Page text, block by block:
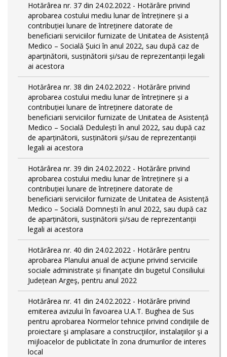
Hotărârea nr. 37 din 24.02.2022 - Hotărâre privind
aprobarea costului mediu lunar de întreținere și a
contribuției lunare de întreținere datorate de
beneficiarii serviciilor furnizate de Unitatea de Asistență
Medico – Socială Șuici în anul 2022, sau după caz de
aparținătorii, susținătorii și/sau de reprezentanții legali
ai acestora
Hotărârea nr. 38 din 24.02.2022 - Hotărâre privind
aprobarea costului mediu lunar de întreținere și a
contribuției lunare de întreținere datorate de
beneficiarii serviciilor furnizate de Unitatea de Asistență
Medico – Socială Dedulești în anul 2022, sau după caz
de aparținătorii, susținătorii și/sau de reprezentanții
legali ai acestora
Hotărârea nr. 39 din 24.02.2022 - Hotărâre privind
aprobarea costului mediu lunar de întreținere și a
contribuției lunare de întreținere datorate de
beneficiarii serviciilor furnizate de Unitatea de Asistență
Medico – Socială Domnești în anul 2022, sau după caz
de aparținătorii, susținătorii și/sau de reprezentanții
legali ai acestora
Hotărârea nr. 40 din 24.02.2022 - Hotărâre pentru
aprobarea Planului anual de acţiune privind serviciile
sociale administrate și finanţate din bugetul Consiliului
Județean Argeş, pentru anul 2022
Hotărârea nr. 41 din 24.02.2022 - Hotărâre privind
emiterea avizului în favoarea U.A.T. Bughea de Sus
pentru aprobarea Normelor tehnice privind condiţiile de
proiectare şi amplasare a construcţiilor, instalaţiilor şi a
mijloacelor de publicitate în zona drumurilor de interes
local